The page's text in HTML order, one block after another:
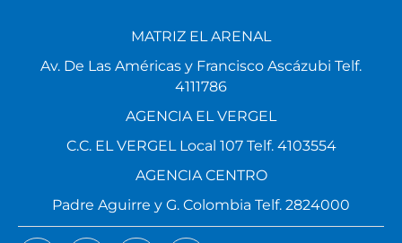
MATRIZ EL ARENAL
Av. De Las Américas y Francisco Ascázubi Telf.
4111786
AGENCIA EL VERGEL
C.C. EL VERGEL Local 107 Telf. 4103554
AGENCIA CENTRO
Padre Aguirre y G. Colombia Telf. 2824000